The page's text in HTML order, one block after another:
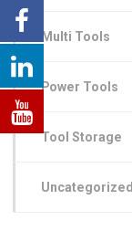
Multi Tools
Power Tools
Tool Storage
Uncategorized